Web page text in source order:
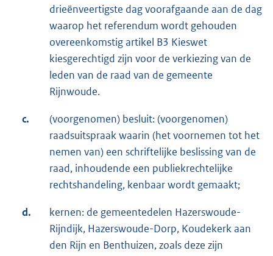
drieënveertigste dag voorafgaande aan de dag
waarop het referendum wordt gehouden
overeenkomstig artikel B3 Kieswet
kiesgerechtigd zijn voor de verkiezing van de
leden van de raad van de gemeente
Rijnwoude.
c.
(voorgenomen) besluit: (voorgenomen)
raadsuitspraak waarin (het voornemen tot het
nemen van) een schriftelijke beslissing van de
raad, inhoudende een publiekrechtelijke
rechtshandeling, kenbaar wordt gemaakt;
d.
kernen: de gemeentedelen Hazerswoude-
Rijndijk, Hazerswoude-Dorp, Koudekerk aan
den Rijn en Benthuizen, zoals deze zijn